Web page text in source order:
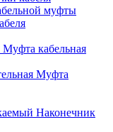
муфты
Муфта кабельная
Муфта
Наконечник